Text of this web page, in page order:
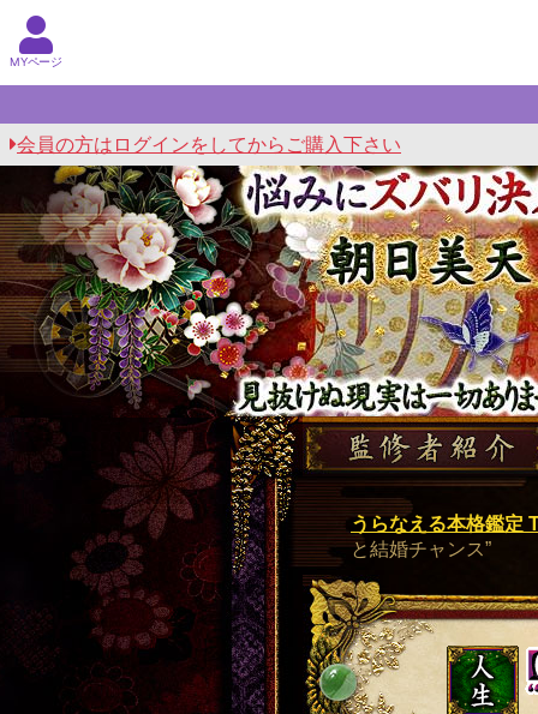
MYページ
会員の方はログインをしてからご購入下さい
悩みにズバリ決着つける◆細密理
うらなえる本格鑑定
と結婚チャンス”